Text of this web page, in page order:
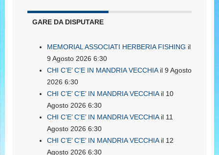
GARE DA DISPUTARE
MEMORIAL ASSOCIATI HERBERIA FISHING il
9 Agosto 2026 6:30
CHI C’E’ C’E IN MANDRIA VECCHIAil 9 Agosto
2026 6:30
CHI C’E’ C’E’ IN MANDRIA VECCHIAil 10
Agosto 2026 6:30
CHI C’E’ C’E’ IN MANDRIA VECCHIAil 11
Agosto 2026 6:30
CHI C’E’ C’E’ IN MANDRIA VECCHIAil 12
Agosto 2026 6:30